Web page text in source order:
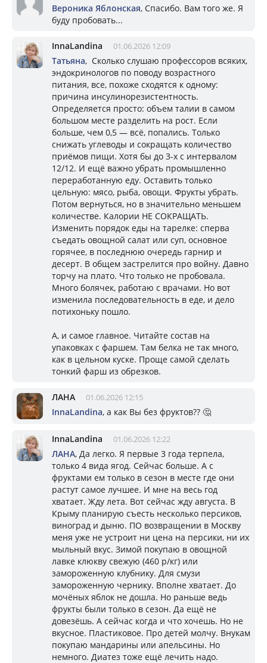
Вероника Яблонская, Спасибо. Вам того же. Я
буду пробовать...
InnaLandina 01.06.2026 12:09
Татьяна, Сколько слушаю профессоров всяких,
эндокринологов по поводу возрастного
питания, все, похоже сходятся к одному:
причина инсулинорезистентность.
Определяется просто: объем талии в самом
большом месте разделить на рост. Если
больше, чем 0,5 — всё, попались. Только
снижать углеводы и сокращать количество
приёмов пищи. Хотя бы до 3-х с интервалом
12/12. И ещё важно убрать промышленно
переработанную еду. Оставить только
цельную: мясо, рыба, овощи. Фрукты убрать.
Потом вернуться, но в значительно меньшем
количестве. Калории НЕ СОКРАЩАТЬ.
Изменить порядок еды на тарелке: сперва
съедать овощной салат или суп, основное
горячее, в последнюю очередь гарнир и
десерт. В общем застрелится про войну. Давно
торчу на плато. Что только не пробовала.
Много болячек, работаю с врачами. Но вот
изменила последовательность в еде, и дело
потихоньку пошло.
А, и самое главное. Читайте состав на
упаковках с фаршем. Там белка не так много,
как в цельном куске. Проще самой сделать
тонкий фарш из обрезков.
ЛАНА 01.06.2026 12:15
InnaLandina, а как Вы без фруктов?? 🤔
InnaLandina 01.06.2026 12:22
ЛАНА, Да легко. Я первые 3 года терпела,
только 4 вида ягод. Сейчас больше. А с
фруктами ем только в сезон в месте где они
растут самое лучшее. И мне на весь год
хватает. Жду лета. Вот сейчас жду августа. В
Крыму планирую съесть несколько персиков,
виноград и дыню. ПО возвращении в Москву
меня уже не устроит ни цена на персики, ни их
мыльный вкус. Зимой покупаю в овощной
лавке клюкву свежую (460 р/кг) или
замороженную клубнику. Для смузи
замороженную чернику. Вполне хватает. До
мочёных яблок не дошла. Но раньше ведь
фрукты были только в сезон. Да ещё не
довезёшь. А сейчас когда и что хочешь. Но не
вкусное. Пластиковое. Про детей молчу. Внукам
покупаю мандарины или апельсины. Но
немного. Диатез тоже ещё лечить надо.